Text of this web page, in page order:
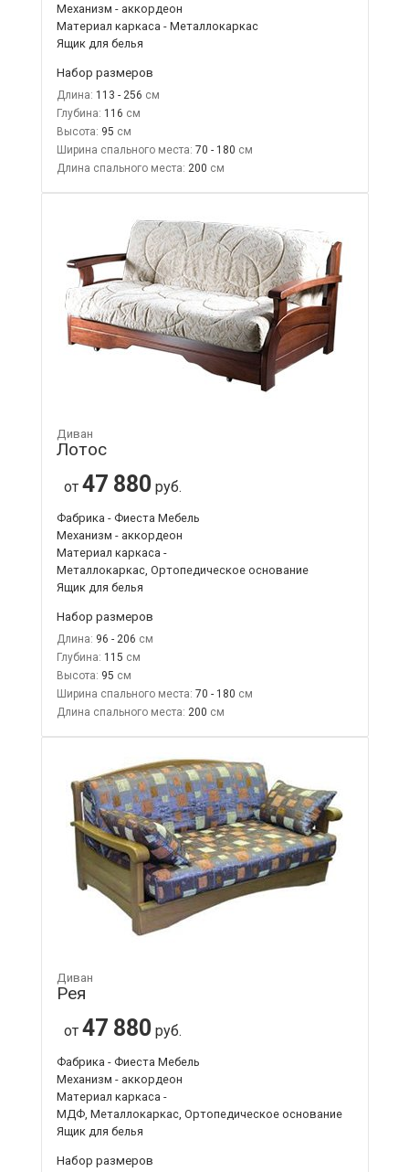
Механизм - аккордеон
Материал каркаса - Металлокаркас
Ящик для белья
Набор размеров
Длина: 113 - 256
Глубина: 116
Высота: 95
Ширина спального места: 70 - 180
Длина спального места: 200
Диван
Лотос
от 47 880 руб.
Фабрика - Фиеста Мебель
Механизм - аккордеон
Материал каркаса -
Металлокаркас, Ортопедическое основание
Ящик для белья
Набор размеров
Длина: 96 - 206
Глубина: 115
Высота: 95
Ширина спального места: 70 - 180
Длина спального места: 200
Диван
Рея
от 47 880 руб.
Фабрика - Фиеста Мебель
Механизм - аккордеон
Материал каркаса -
МДФ, Металлокаркас, Ортопедическое основание
Ящик для белья
Набор размеров